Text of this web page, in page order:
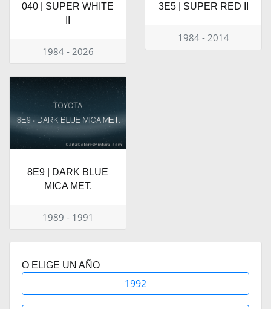
040 | SUPER WHITE
1984 - 2026
3E5 | SUPER RED II
1984 - 2014
8E9 | DARK BLUE
MICA MET.
1989 - 1991
O ELIGE UN AÑO
1992